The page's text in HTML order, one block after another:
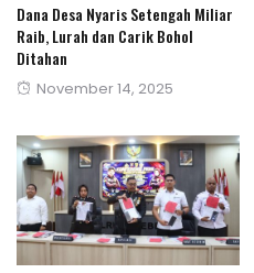
Dana Desa Nyaris Setengah Miliar
Raib, Lurah dan Carik Bohol
Ditahan
Posted
November 14, 2025